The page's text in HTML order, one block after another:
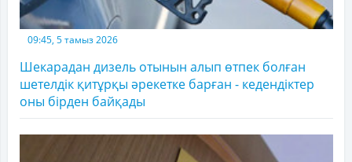
09:45, 5 тамыз 2026
Шекарадан дизель отынын алып өтпек болған
шетелдік қитұрқы әрекетке барған - кедендіктер
оны бірден байқады